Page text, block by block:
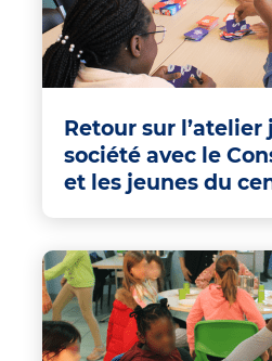
Retour sur l’atelier
société avec le
et les jeunes du